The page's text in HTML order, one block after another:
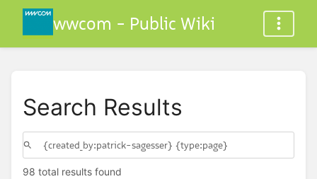
wwcom - Public Wiki
Search Results
98 total results found